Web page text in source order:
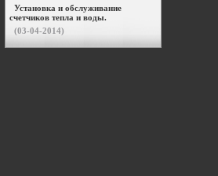
Установка и обслуживание
счетчиков тепла и воды.
(03-04-2014)